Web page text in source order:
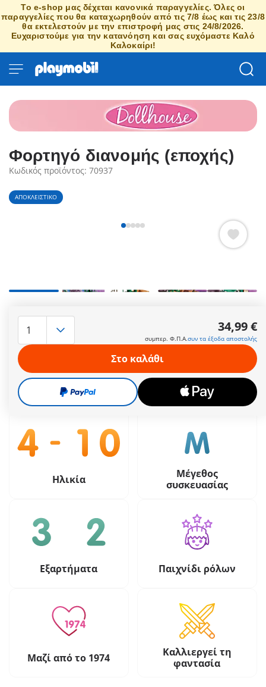
Το e-shop μας δέχεται κανονικά παραγγελίες. Όλες οι
παραγγελίες που θα καταχωρηθούν από τις 7/8 έως και τις 23/8
θα εκτελεστούν με την επιστροφή μας στις 24/8/2026.
Ευχαριστούμε για την κατανόηση και σας ευχόμαστε Καλό
Καλοκαίρι!
Φορτηγό διανομής (εποχής)
Κωδικός προϊόντος: 70937
ΑΠΟΚΛΕΙΣΤΙΚΌ
Περισσότερες πληροφορίες
34,99 €
συμπερ. Φ.Π.Α.συν τα έξοδα αποστολής
34,99 €
συμπερ. Φ.Π.Α.συν τα έξοδα αποστολής
Στο καλάθι
Ηλικία
Μέγεθος
συσκευασίας
Εξαρτήματα Παιχνίδι ρόλων
Μαζί από το 1974
Καλλιεργεί τη
φαντασία